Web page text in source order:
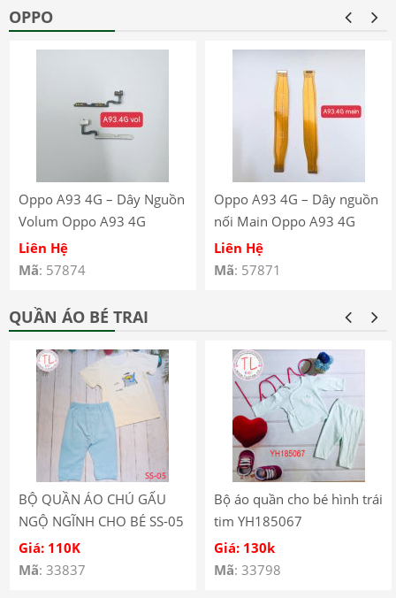
OPPO
Oppo A93 4G – Dây Nguồn
Volum Oppo A93 4G
CPH2121 CPH2123
Liên Hệ
Mã: 57874
Oppo A93 4G – Dây nguồn
nối Main Oppo A93 4G
CPH2121 CPH2123
Liên Hệ
Mã: 57871
QUẦN ÁO BÉ TRAI
BỘ QUẦN ÁO CHÚ GẤU
NGỘ NGĨNH CHO BÉ SS-05
Giá: 110K
Mã: 33837
Bộ áo quần cho bé hình trái
tim YH185067
Giá: 130k
Mã: 33798